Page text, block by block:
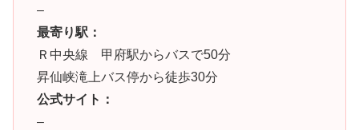
–
最寄り駅：
Ｒ中央線 甲府駅からバスで50分
昇仙峡滝上バス停から徒歩30分
公式サイト：
–